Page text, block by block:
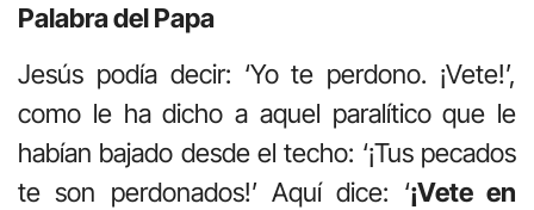
Palabra del Papa
Jesús podía decir: ‘Yo te perdono. ¡Vete!’,
como le ha dicho a aquel paralítico que le
habían bajado desde el techo: ‘¡Tus pecados
te son perdonados!’ Aquí dice: ‘¡Vete en